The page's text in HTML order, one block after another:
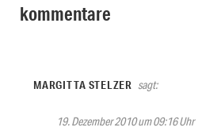
kommentare
MARGITTA STELZER sagt:
19. Dezember 2010 um 09:16 Uhr